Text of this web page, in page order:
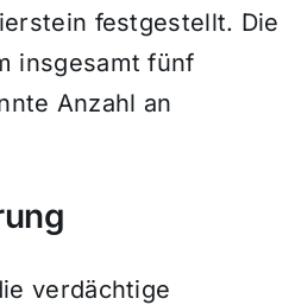
festgestellt. Die
insgesamt fünf
Anzahl an
verdächtige